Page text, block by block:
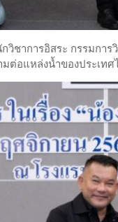
วิชาการอิสระ กรรมกา
ต่อแหล่งน้ำของประเทศ